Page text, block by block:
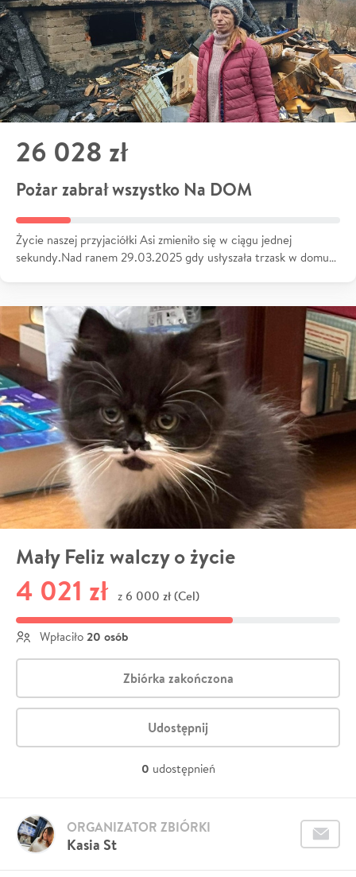
26 028 zł
Pożar zabrał wszystko Na DOM
Życie naszej przyjaciółki Asi zmieniło się w ciągu jednej
sekundy.Nad ranem 29.03.2025 gdy usłyszała trzask w domu…
Mały Feliz walczy o życie
4 021 zł z 6 000 zł (Cel)
Wpłaciło 20 osób
Zbiórka zakończona
Udostępnij
0 udostępnień
Kasia St
ORGANIZATOR ZBIÓRKI